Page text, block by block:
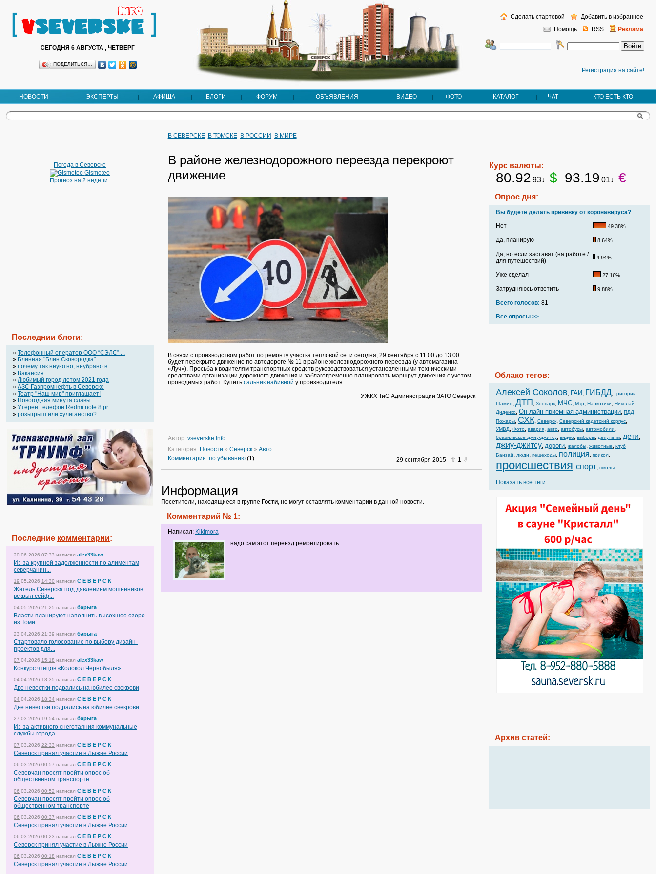
СЕГОДНЯ 6 АВГУСТА , ЧЕТВЕРГ
ПОДЕЛИТЬСЯ…
Регистрация на сайте!
Помощь RSS Реклама
Сделать стартовой Добавить в избранное
НОВОСТИ ЭКСПЕРТЫ АФИША БЛОГИ ФОРУМ ОБЪЯВЛЕНИЯ ВИДЕО ФОТО КАТАЛОГ ЧАТ КТО ЕСТЬ КТО
Погода в Северске
Gismeteo
Прогноз на 2 недели
Последнии блоги:
» Телефонный оператор OOO “СЭЛС” ...
» Блинная "Блин.Сковородка"
» почему так неуютно, неубрано в ...
» Вакансия
» Любимый город летом 2021 года
» АЗС Газпромнефть в Северске
» Театр "Наш мир" приглашает!
» Новогодняя минута славы
» Утерен телефон Redmi note 8 pr ...
» розыгрыш или хулиганство?
Последние комментарии:
20.06.2026 07:33 написал alex33kaw
Из-за крупной задолженности по алиментам
северчанин...
19.05.2026 14:30 написал С Е В Е Р С К
Житель Северска под давлением мошенников
вскрыл сейф...
04.05.2026 21:25 написал барыга
Власти планируют наполнить высохшее озеро
из Томи
23.04.2026 21:39 написал барыга
Стартовало голосование по выбору дизайн-
проектов для...
07.04.2026 15:18 написал alex33kaw
Конкурс чтецов «Колокол Чернобыля»
04.04.2026 18:35 написал С Е В Е Р С К
Две невестки подрались на юбилее свекрови
04.04.2026 18:34 написал С Е В Е Р С К
Две невестки подрались на юбилее свекрови
27.03.2026 19:54 написал барыга
Из-за активного снеготаяния коммунальные
службы города...
07.03.2026 22:33 написал С Е В Е Р С К
Северск принял участие в Лыжне России
06.03.2026 00:57 написал С Е В Е Р С К
Северчан просят пройти опрос об
общественном транспорте
06.03.2026 00:52 написал С Е В Е Р С К
Северчан просят пройти опрос об
общественном транспорте
06.03.2026 00:37 написал С Е В Е Р С К
Северск принял участие в Лыжне России
06.03.2026 00:23 написал С Е В Е Р С К
Северск принял участие в Лыжне России
06.03.2026 00:18 написал С Е В Е Р С К
Северск принял участие в Лыжне России
В СЕВЕРСКЕ В ТОМСКЕ В РОССИИ В МИРЕ
В районе железнодорожного переезда перекроют
движение
В связи с производством работ по ремонту участка тепловой сети сегодня, 29 сентября с 11:00 до 13:00
будет перекрыто движение по автодороге № 11 в районе железнодорожного переезда (у автомагазина
«Луч»). Просьба к водителям транспортных средств руководствоваться установленными техническими
средствами организации дорожного движения и заблаговременно планировать маршрут движения с учетом
проводимых работ. Купить сальник набивной у производителя
УЖКХ ТиС Администрации ЗАТО Северск
Автор: vseverske.info
Категория: Новости » Северск» Авто
Комментарии: по убыванию(1) 29 сентября 2015 1
Информация
Посетители, находящиеся в группе Гости, не могут оставлять комментарии в данной новости.
Комментарий № 1:
Написал: Kikimora
надо сам этот переезд ремонтировать
Курс валюты:
80.92 93↓ $ 93.19 01↓ €
Опрос дня:
Вы будете делать прививку от коронавируса?
Нет
49.38%
Да, планирую 8.64%
Да, но если заставят (на работе /
для путешествий)
4.94%
Уже сделал 27.16%
Затрудняюсь ответить 9.88%
Всего голосов: 81
Все опросы >>
Облако тегов:
Алексей Соколов, ГАИ, ГИБДД, Григорий
Шамин, ДТП, Зоопарк, МЧС, Мэр, Наркотики, Николай
Диденко, Он-лайн приемная администрации, ПДД,
Пожары, СХК, Северск, Северский кадетский корпус,
УМВД, Фото, авария, авто, автобусы, автомобили,
бразильское джиу-джитсу, видео, выборы, депутаты, дети,
джиу-джитсу, дороги, жалобы, животные, клуб
Банзай, люди, пешеходы, полиция, прикол,
происшествия, спорт, школы
Показать все теги
Архив статей: